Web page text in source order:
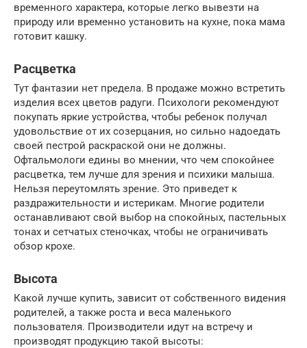
временного характера, которые легко вывезти на
природу или временно установить на кухне, пока мама
готовит кашку.
Расцветка
Тут фантазии нет предела. В продаже можно встретить
изделия всех цветов радуги. Психологи рекомендуют
покупать яркие устройства, чтобы ребенок получал
удовольствие от их созерцания, но сильно надоедать
своей пестрой раскраской они не должны.
Офтальмологи едины во мнении, что чем спокойнее
расцветка, тем лучше для зрения и психики малыша.
Нельзя переутомлять зрение. Это приведет к
раздражительности и истерикам. Многие родители
останавливают свой выбор на спокойных, пастельных
тонах и сетчатых стеночках, чтобы не ограничивать
обзор крохе.
Высота
Какой лучше купить, зависит от собственного видения
родителей, а также роста и веса маленького
пользователя. Производители идут на встречу и
производят продукцию такой высоты: